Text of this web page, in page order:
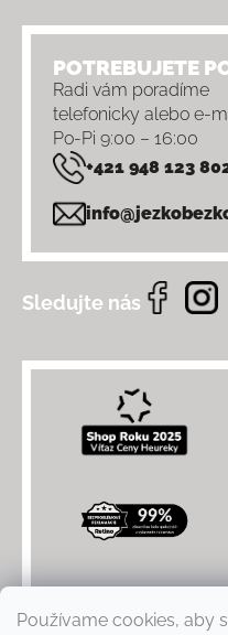
Používame cookies, aby
POTREBUJETE
Radi vám poradíme
telefonicky alebo e-
Po-Pi 9:00 – 16:00
+421 948 123
Sledujte nás